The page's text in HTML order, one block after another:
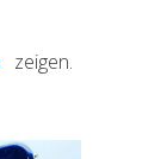
scheda)
zeigen.